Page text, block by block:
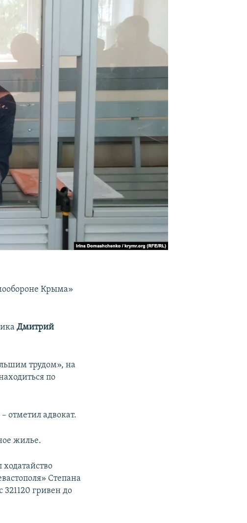
Крыма»
Дмитрий
трудом», на
по
отметил адвокат.
жилье.
ходатайство
Степана
321120 гривен до